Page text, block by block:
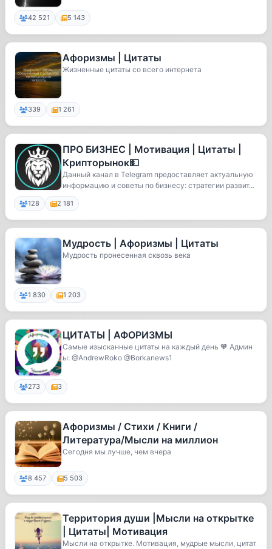
42 521 5 143
Афоризмы | Цитаты
Жизненные цитаты со всего интернета
339 1 261
ПРО БИЗНЕС | Мотивация | Цитаты |
Крипторынок💵
Данный канал в Telegram предоставляет актуальную
информацию и советы по бизнесу: стратегии развит...
128 2 181
Мудрость | Афоризмы | Цитаты
Мудрость пронесенная сквозь века
1 830 1 203
ЦИТАТЫ | АФОРИЗМЫ
Самые изысканные цитаты на каждый день 🧡 Админ
ы: @AndrewRoko @Borkanews1
273 3
Афоризмы / Стихи / Книги /
Литература/Мысли на миллион
Сегодня мы лучше, чем вчера
8 457 5 503
Территория души |Мысли на открытке
| Цитаты| Мотивация
Мысли на открытке. Мотивация, мудрые мысли, цитат